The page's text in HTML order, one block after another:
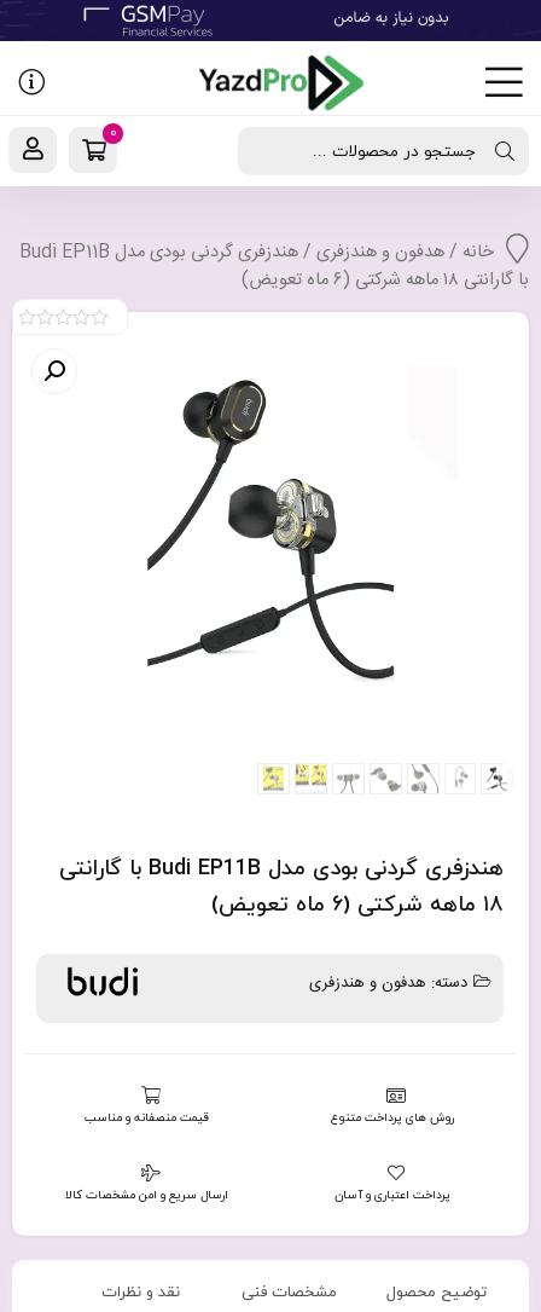
جستجو در محصولات ...
0
خانه /هدفون و هندزفری
/ هندزفری گردنی بودی مدل Budi EP11B
با گارانتی ۱۸ ماهه شرکتی (۶ ماه تعویض)
هندزفری گردنی بودی مدل Budi EP11B با گارانتی
۱۸ ماهه شرکتی (۶ ماه تعویض)
دسته: هدفون و هندزفری
روش های پرداخت متنوع قیمت منصفانه و مناسب
پرداخت اعتباری و آسان ارسال سریع و امن مشخصات کالا
توضیح محصول مشخصات فنی نقد و نظرات